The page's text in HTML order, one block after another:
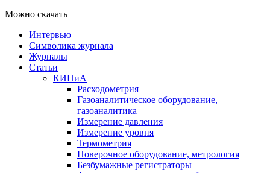
Можно скачать
Интервью
Символика журнала
Журналы
Статьи
КИПиА
Расходометрия
Газоаналитическое оборудование,
газоаналитика
Измерение давления
Измерение уровня
Термометрия
Поверочное оборудование, метрология
Безбумажные регистраторы